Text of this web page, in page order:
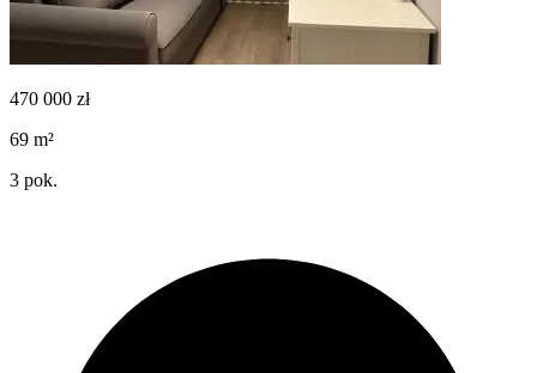
470 000 zł
69 m²
3 pok.